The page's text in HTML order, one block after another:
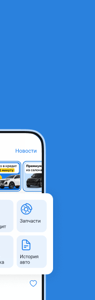
быть
Алматинская
- н.в. 1 поколение